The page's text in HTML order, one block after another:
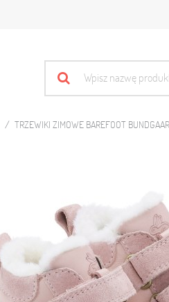
TRZEWIKI ZIMOWE BAREFOOT